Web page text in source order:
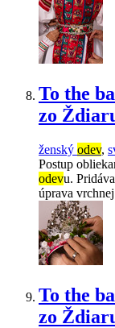
To the
zo
ženský odev,
Postup
odevu.
úprava
To the
zo